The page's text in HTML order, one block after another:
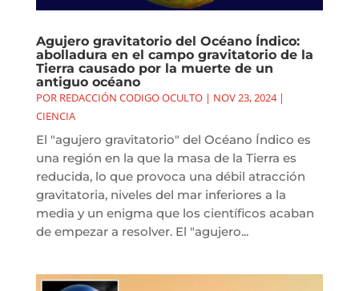
Agujero gravitatorio del Océano Índico:
abolladura en el campo gravitatorio de la
Tierra causado por la muerte de un
antiguo océano
POR REDACCIÓN CODIGO OCULTO| NOV 23, 2024|
CIENCIA
El "agujero gravitatorio" del Océano Índico es
una región en la que la masa de la Tierra es
reducida, lo que provoca una débil atracción
gravitatoria, niveles del mar inferiores a la
media y un enigma que los científicos acaban
de empezar a resolver. El "agujero...